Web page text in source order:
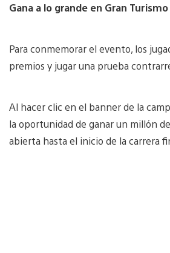
Gana a lo grande en Gran Turismo
Para conmemorar el evento, los
premios y jugar una prueba
Al hacer clic en el banner de la
la oportunidad de ganar un millón
abierta hasta el inicio de la carrera